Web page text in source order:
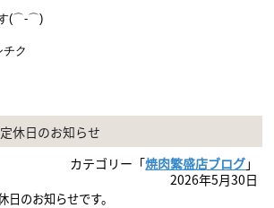
す(⌒-⌒)
ク
休日のお知らせ
カテゴリー「焼肉繁盛店ブログ」
2026年5月30日
日のお知らせです。